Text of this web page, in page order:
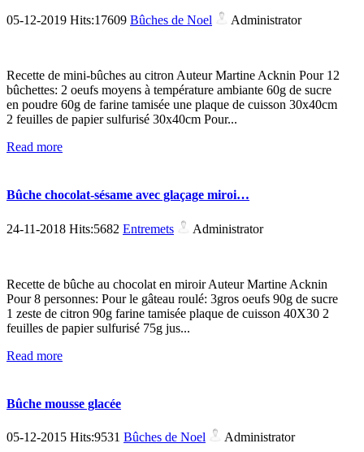
05-12-2019 Hits:17609 Bûches de Noel Administrator
Recette de mini-bûches au citron Auteur Martine Acknin Pour 12
bûchettes: 2 oeufs moyens à température ambiante 60g de sucre
en poudre 60g de farine tamisée une plaque de cuisson 30x40cm
2 feuilles de papier sulfurisé 30x40cm Pour...
Read more
Bûche chocolat-sésame avec glaçage miroi…
24-11-2018 Hits:5682 Entremets Administrator
Recette de bûche au chocolat en miroir Auteur Martine Acknin
Pour 8 personnes: Pour le gâteau roulé: 3gros oeufs 90g de sucre
1 zeste de citron 90g farine tamisée plaque de cuisson 40X30 2
feuilles de papier sulfurisé 75g jus...
Read more
Bûche mousse glacée
05-12-2015 Hits:9531 Bûches de Noel Administrator